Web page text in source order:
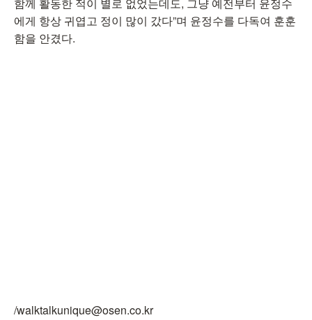
에게 항상 귀엽고 정이 많이 갔다”며 윤정수를 다독여 훈훈
함을 안겼다.
/walktalkunique@osen.co.kr